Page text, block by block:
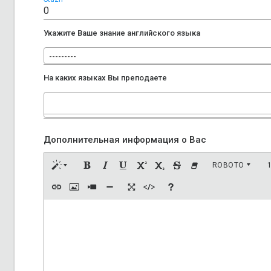
Укажите Ваше знание английского языка
---------
На каких языках Вы преподаете
Дополнительная информация о Вас
ROBOTO